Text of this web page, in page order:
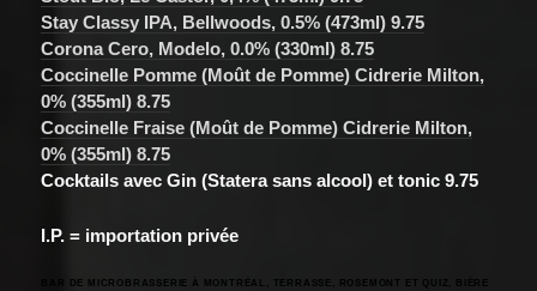
Stay Classy IPA, Bellwoods, 0.5% (473ml) 9.75
Corona Cero, Modelo, 0.0% (330ml) 8.75
Coccinelle Pomme (Moût de Pomme) Cidrerie Milton,
0% (355ml) 8.75
Coccinelle Fraise (Moût de Pomme) Cidrerie Milton,
0% (355ml) 8.75
Cocktails avec Gin (Statera sans alcool) et tonic 9.75
I.P. = importation privée
BAR DE MICROBRASSERIE À MONTRÉAL , TERRASSE, ROSEMONT ET QUIZ,
BIÈRE